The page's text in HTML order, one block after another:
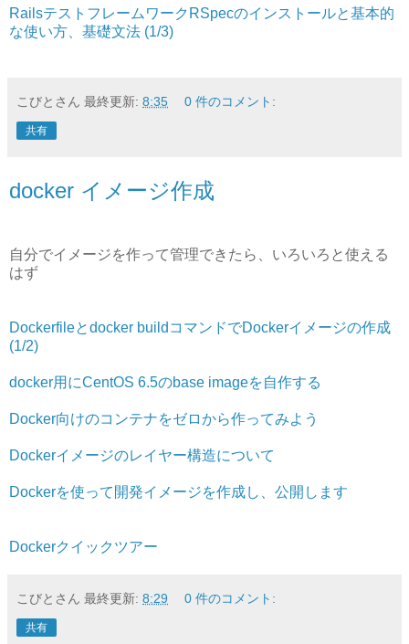
RailsテストフレームワークRSpecのインストールと基本的
な使い方、基礎文法 (1/3)
こびとさん 最終更新: 8:35 0 件のコメント:
共有
docker イメージ作成
自分でイメージを作って管理できたら、いろいろと使える
はず
Dockerfileとdocker buildコマンドでDockerイメージの作成
(1/2)
docker用にCentOS 6.5のbase imageを自作する
Docker向けのコンテナをゼロから作ってみよう
Dockerイメージのレイヤー構造について
Dockerを使って開発イメージを作成し、公開します
Dockerクイックツアー
こびとさん 最終更新: 8:29 0 件のコメント:
共有